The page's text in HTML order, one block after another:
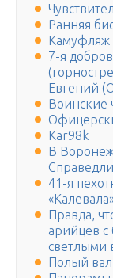
Ранняя
Камуфляж
7-я
Евгений
Воинские
Kar98k
В
41-я
Правда,
арийцев с
светлыми
Полый вал